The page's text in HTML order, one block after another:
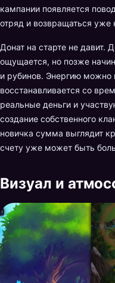
кампании появляется
отряд и возвращаться уже
Донат на старте не давит.
ощущается, но позже
и рубинов. Энергию можно
восстанавливается со
реальные деньги и
создание собственного
новичка сумма выглядит
счету уже может быть
Визуал и